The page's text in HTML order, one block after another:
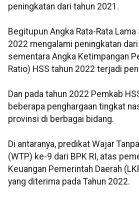
peningkatan dari tahun 2021.
Begitupun Angka Rata-Rata
2022 mengalami peningkatan
sementara Angka Ketimpangan
Ratio) HSS tahun 2022 terjadi
Dan pada tahun 2022 Pemkab
beberapa penghargaan tingkat
provinsi di berbagai bidang.
Di antaranya, predikat Wajar
(WTP) ke-9 dari BPK RI, atas
Keuangan Pemerintah Daerah
yang diterima pada Tahun 2022.